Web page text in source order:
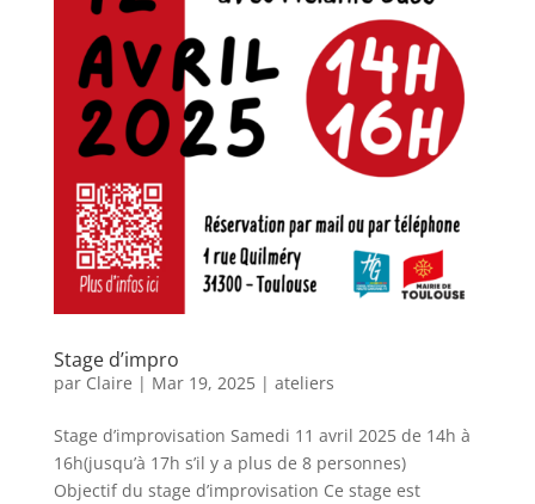
Stage d’impro
par Claire | Mar 19, 2025| ateliers
Stage d’improvisation Samedi 11 avril 2025 de 14h à
16h(jusqu’à 17h s’il y a plus de 8 personnes)
Objectif du stage d’improvisation Ce stage est